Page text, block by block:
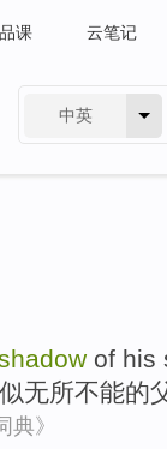
课 云笔记
中英
of his
无所不能的
典》